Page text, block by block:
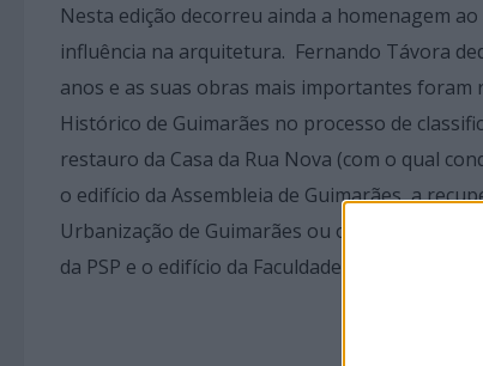
Nesta edição decorreu ainda a homenagem
influência na arquitetura. Fernando Távora
anos e as suas obras mais importantes foram
Histórico de Guimarães no processo de
restauro da Casa da Rua Nova (com o qual
o edifício da Assembleia de Guimarães, a
Urbanização de Guimarães ou o restauro e
da PSP e o edifício da Faculdade de